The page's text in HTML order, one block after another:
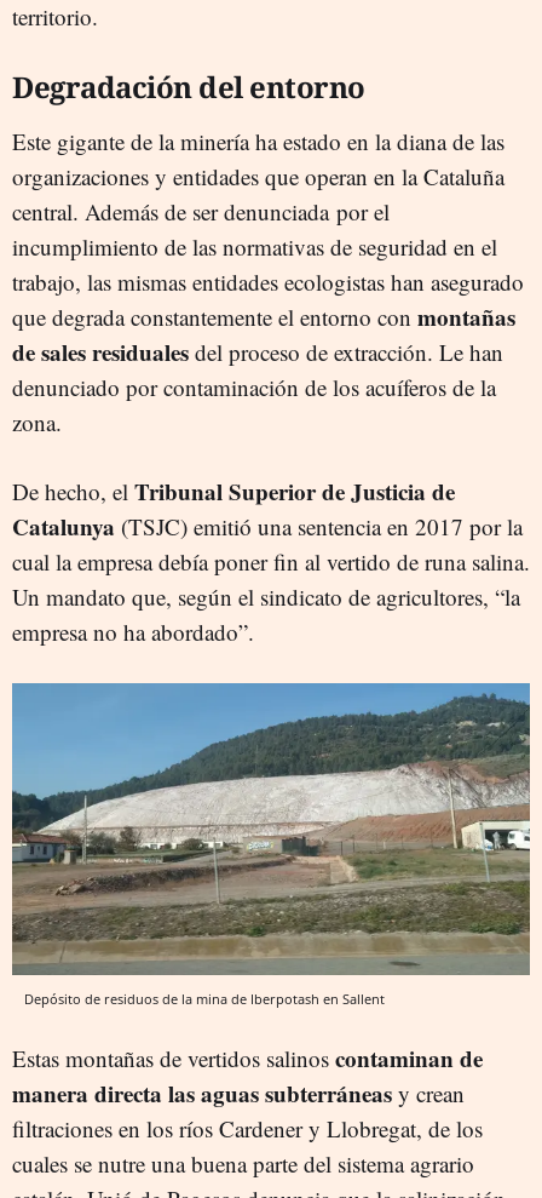
territorio.
Degradación del entorno
Este gigante de la minería ha estado en la diana de las
organizaciones y entidades que operan en la Cataluña
central. Además de ser denunciada por el
incumplimiento de las normativas de seguridad en el
trabajo, las mismas entidades ecologistas han asegurado
que degrada constantemente el entorno con montañas
de sales residuales del proceso de extracción. Le han
denunciado por contaminación de los acuíferos de la
zona.
De hecho, el Tribunal Superior de Justicia de
Catalunya (TSJC) emitió una sentencia en 2017 por la
cual la empresa debía poner fin al vertido de runa salina.
Un mandato que, según el sindicato de agricultores, “la
empresa no ha abordado”.
Depósito de residuos de la mina de Iberpotash en Sallent
Estas montañas de vertidos salinos contaminan de
manera directa las aguas subterráneas y crean
filtraciones en los ríos Cardener y Llobregat, de los
cuales se nutre una buena parte del sistema agrario